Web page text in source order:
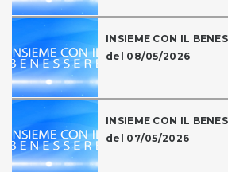
INSIEME CON IL
del 08/05/2026
INSIEME CON IL
del 07/05/2026